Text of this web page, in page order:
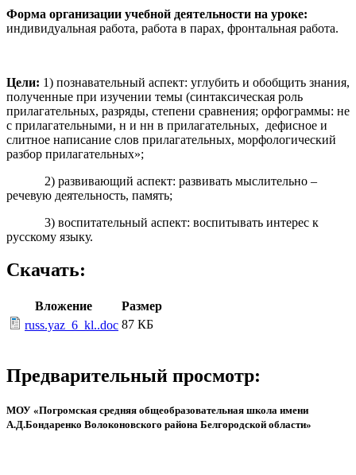
Форма организации учебной деятельности на уроке:
индивидуальная работа, работа в парах, фронтальная работа.
Цели: 1) познавательный аспект: углубить и обобщить знания,
полученные при изучении темы (синтаксическая роль
прилагательных, разряды, степени сравнения; орфограммы: не
с прилагательными, н и нн в прилагательных, дефисное и
слитное написание слов прилагательных, морфологический
разбор прилагательных»;
2) развивающий аспект: развивать мыслительно –
речевую деятельность, память;
3) воспитательный аспект: воспитывать интерес к
русскому языку.
Скачать:
Вложение
Размер
russ.yaz_6_kl..doc 87 КБ
Предварительный просмотр:
МОУ «Погромская средняя общеобразовательная школа имени
А.Д.Бондаренко Волоконовского района Белгородской области»